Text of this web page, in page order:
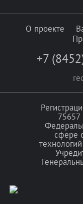
О проекте
+7
75657
сфере